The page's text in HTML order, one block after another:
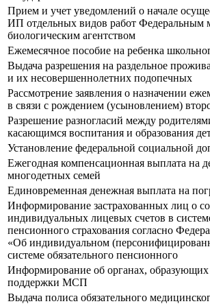
Прием и учет уведомлений о начале
ИП отдельных видов работ Федеральным
биологическим агентством
Ежемесячное пособие на ребенка
Выдача разрешения на раздельное
и их несовершеннолетних подопечных
Рассмотрение заявления о назначении
в связи с рождением (усыновлением)
Разрешение разногласий между
касающимся воспитания и образования
Установление федеральной социальной
Ежегодная компенсационная выплата на
многодетных семей
Единовременная денежная выплата на
Информирование застрахованных лиц о
индивидуальных лицевых счетов в
пенсионного страхования согласно
«Об индивидуальном
системе обязательного пенсионного
Информирование об органах, образующих
поддержки МСП
Выдача полиса обязательного